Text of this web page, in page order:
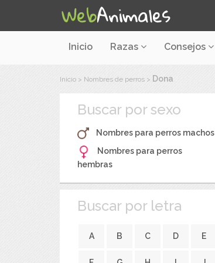
Inicio Razas Consejos
Inicio > Nombres de perros > Dona
Buscar por sexo
Nombres para perros machos
Nombres para perros
hembras
Buscar por letra
A B C D E